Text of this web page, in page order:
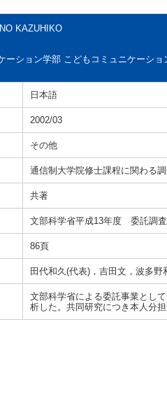
KAZUHIKO
ーション学部 こどもコミュニケーショ
日本語
2002/03
その他
通信制大学院修士課程に関わる
共著
文部科学省平成13年度 委託調
86頁
田代和久(代表)，吉田文，波多
文部科学省による委託事業とし
析した。共同研究につき本人分